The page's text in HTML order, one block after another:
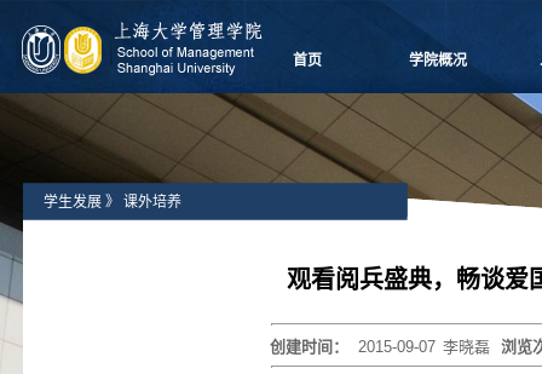
首页 学院概况
学院愿景
院长致辞
学院介绍
党群组织
学院制度
学院视频
学生发展 》 课外培养
观看阅兵盛典，畅谈爱
创建时间：2015-09-07 李晓磊 浏览